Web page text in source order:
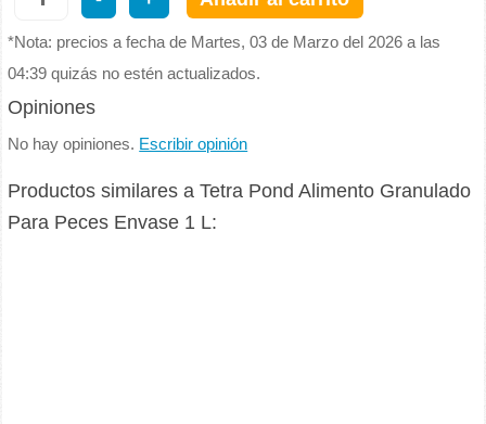
*Nota: precios a fecha de Martes, 03 de Marzo del 2026 a las
04:39 quizás no estén actualizados.
Opiniones
No hay opiniones. Escribir opinión
Productos similares a Tetra Pond Alimento Granulado
Para Peces Envase 1 L: